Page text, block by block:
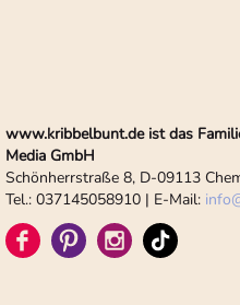
www.kribbelbunt.de ist das
Media GmbH
Schönherrstraße 8, D-09113
Tel.: 037145058910 | E-Mail: info